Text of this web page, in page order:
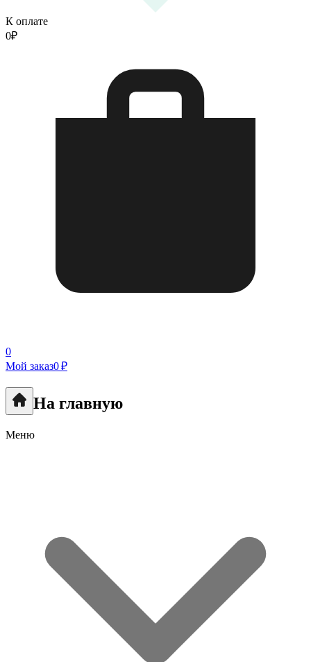
К оплате
0₽
0
Мой заказ0 ₽
На главную
Меню